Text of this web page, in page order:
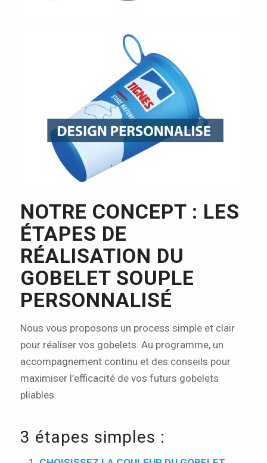
NOTRE CONCEPT : LES
ÉTAPES DE
RÉALISATION DU
GOBELET SOUPLE
PERSONNALISÉ
Nous vous proposons un process simple et clair
pour réaliser vos gobelets. Au programme, un
accompagnement continu et des conseils pour
maximiser l’efficacité de vos futurs gobelets
pliables.
3 étapes simples :